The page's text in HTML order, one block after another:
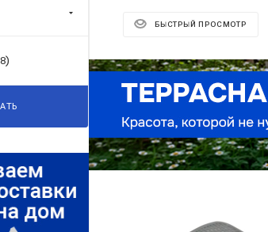
БЫСТРЫЙ ПРОСМОТР
Реклама ⋮
)